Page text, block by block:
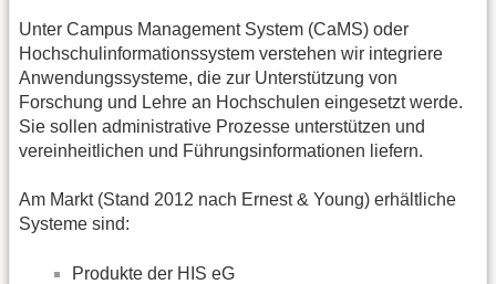
Unter Campus Management System (CaMS) oder
Hochschulinformationssystem verstehen wir integriere
Anwendungssysteme, die zur Unterstützung von
Forschung und Lehre an Hochschulen eingesetzt werde.
Sie sollen administrative Prozesse unterstützen und
vereinheitlichen und Führungsinformationen liefern.
Am Markt (Stand 2012 nach Ernest & Young) erhältliche
Systeme sind:
Produkte der HIS eG